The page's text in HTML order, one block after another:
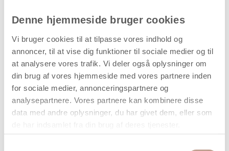
Denne hjemmeside bruger cookies
Vi bruger cookies til at tilpasse vores indhold og
annoncer, til at vise dig funktioner til sociale medier og til
at analysere vores trafik. Vi deler også oplysninger om
din brug af vores hjemmeside med vores partnere inden
for sociale medier, annonceringspartnere og
analysepartnere. Vores partnere kan kombinere disse
data med andre oplysninger, du har givet dem, eller som
Leveringsomkostninger
Læg i kurven
Din bestilling er først bindende,
når vi har bekræftet din ordre.